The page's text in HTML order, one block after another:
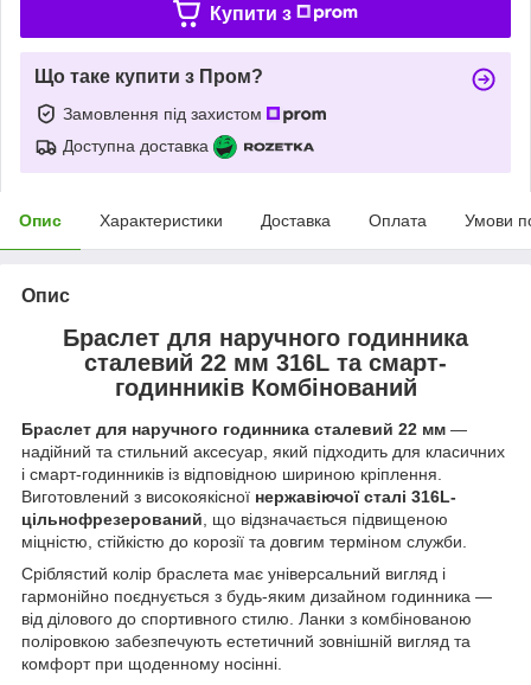
Купити з
Що таке купити з Пром?
Замовлення під захистом
Доступна доставка
Опис Характеристики Доставка Оплата Умови
Опис
Браслет для наручного годинника
сталевий 22 мм 316L та смарт-
годинників Комбінований
Браслет для наручного годинника сталевий 22 мм —
надійний та стильний аксесуар, який підходить для класичних
і смарт-годинників із відповідною шириною кріплення.
Виготовлений з високоякісної нержавіючої сталі 316L-
цільнофрезерований, що відзначається підвищеною
міцністю, стійкістю до корозії та довгим терміном служби.
Сріблястий колір браслета має універсальний вигляд і
гармонійно поєднується з будь-яким дизайном годинника —
від ділового до спортивного стилю. Ланки з комбінованою
поліровкою забезпечують естетичний зовнішній вигляд та
комфорт при щоденному носінні.